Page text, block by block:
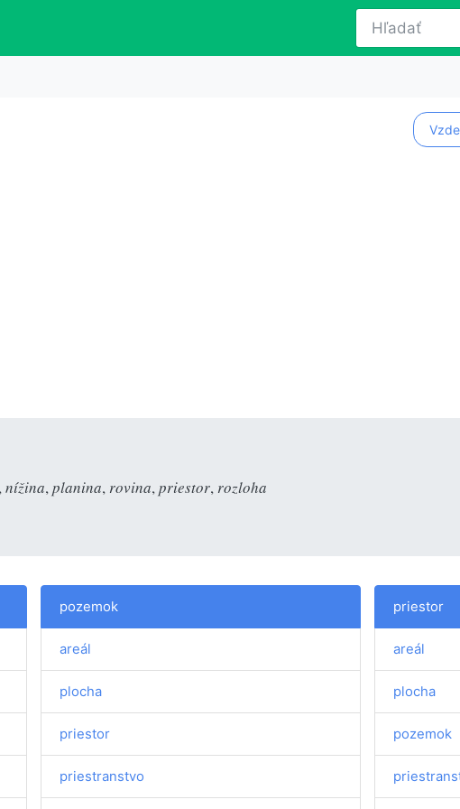
, nížina, planina, rovina, priestor, rozloha
pozemok
areál
plocha
priestor
priestranstvo
priestor
areál
plocha
pozemok